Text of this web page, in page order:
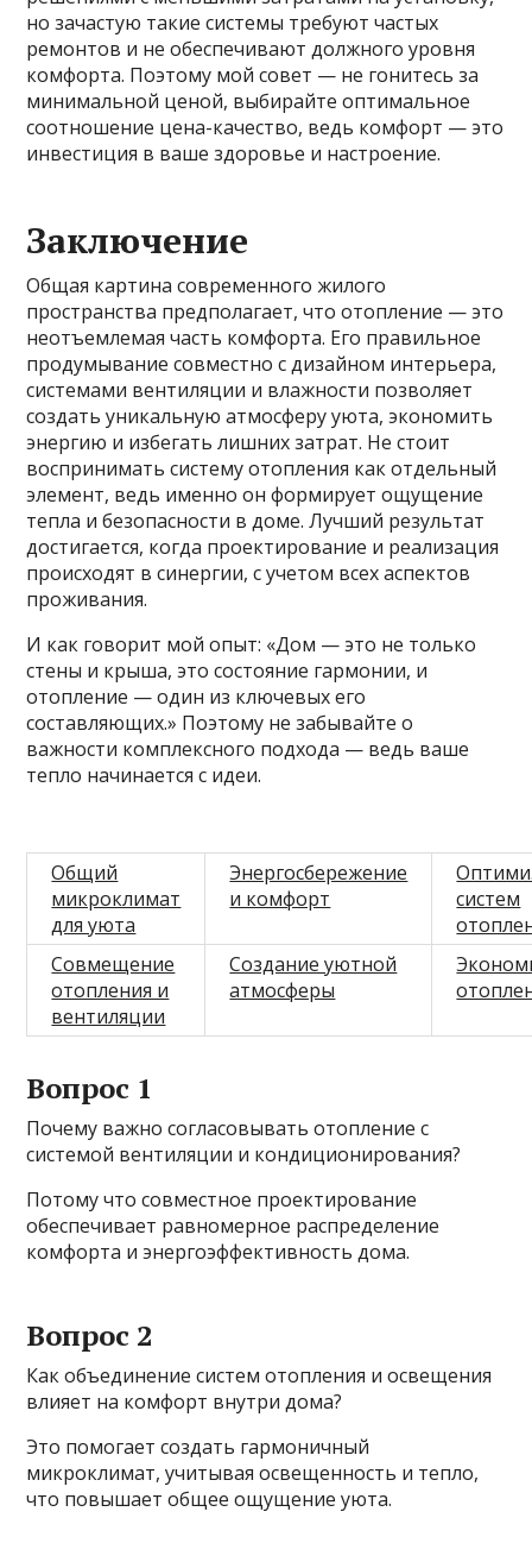
но зачастую такие системы требуют частых
ремонтов и не обеспечивают должного уровня
комфорта. Поэтому мой совет — не гонитесь за
минимальной ценой, выбирайте оптимальное
соотношение цена-качество, ведь комфорт — это
инвестиция в ваше здоровье и настроение.
Заключение
Общая картина современного жилого
пространства предполагает, что отопление — это
неотъемлемая часть комфорта. Его правильное
продумывание совместно с дизайном интерьера,
системами вентиляции и влажности позволяет
создать уникальную атмосферу уюта, экономить
энергию и избегать лишних затрат. Не стоит
воспринимать систему отопления как отдельный
элемент, ведь именно он формирует ощущение
тепла и безопасности в доме. Лучший результат
достигается, когда проектирование и реализация
происходят в синергии, с учетом всех аспектов
проживания.
И как говорит мой опыт: «Дом — это не только
стены и крыша, это состояние гармонии, и
отопление — один из ключевых его
составляющих.» Поэтому не забывайте о
важности комплексного подхода — ведь ваше
тепло начинается с идеи.
Общий
микроклимат
для уюта
Энергосбережение
и комфорт
систем
Совмещение
отопления и
вентиляции
Создание уютной
атмосферы
Вопрос 1
Почему важно согласовывать отопление с
системой вентиляции и кондиционирования?
Потому что совместное проектирование
обеспечивает равномерное распределение
комфорта и энергоэффективность дома.
Вопрос 2
Как объединение систем отопления и освещения
влияет на комфорт внутри дома?
Это помогает создать гармоничный
микроклимат, учитывая освещенность и тепло,
что повышает общее ощущение уюта.